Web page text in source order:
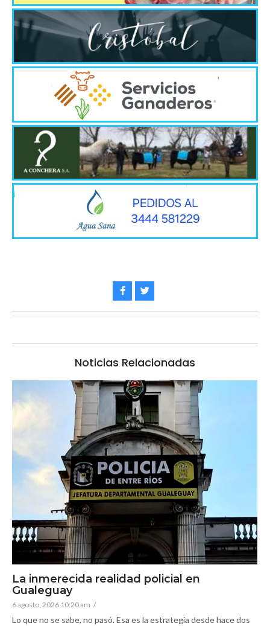
Noticias Relacionadas
La inmerecida realidad policial en
Gualeguay
6 agosto, 2026 10:20 am /
Lo que no se sabe, no pasó. Esa es la estrategia desde hace dos